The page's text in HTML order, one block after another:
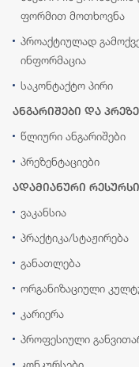
ფორმით მოთხოვნა
პროაქტიულად
ინფორმაცია
საკონტაქტო პირი
ანგარიშები და
წლიური ანგარიშები
პრეზენტაციები
ადამიანური
ვაკანსია
პრაქტიკა/სტაჟირება
განათლება
ორგანიზაციული
კარიერა
პროფესიული